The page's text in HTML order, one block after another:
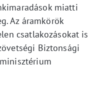
miatti
Az áramkörök
csatlakozásokat is
Biztonsági